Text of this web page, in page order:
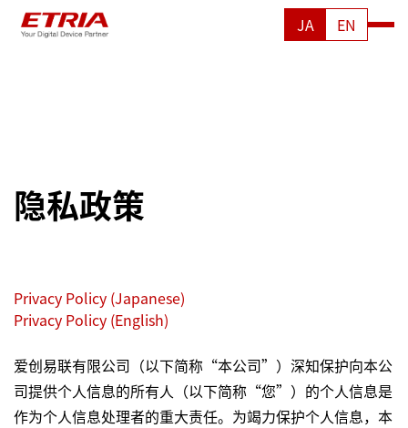
JA EN
隐私政策
Privacy Policy (Japanese)
Privacy Policy (English)
爱创易联有限公司（以下简称“本公司”）深知保护向本公
司提供个人信息的所有人（以下简称“您”）的个人信息是
作为个人信息处理者的重大责任。为竭力保护个人信息，本